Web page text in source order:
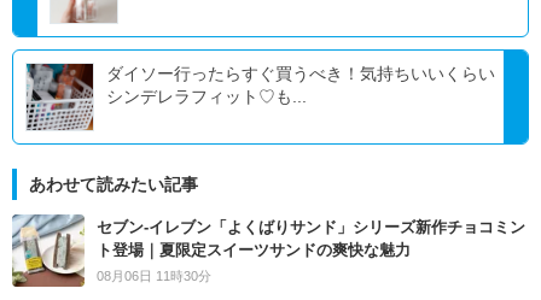
ダイソー行ったらすぐ買うべき！気持ちいいくらい
シンデレラフィット♡も...
あわせて読みたい記事
セブン‐イレブン「よくばりサンド」シリーズ新作チョコミン
ト登場｜夏限定スイーツサンドの爽快な魅力
08月06日 11時30分